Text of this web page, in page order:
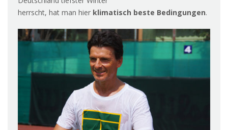
herrscht, hat man hier klimatisch beste Bedingungen.